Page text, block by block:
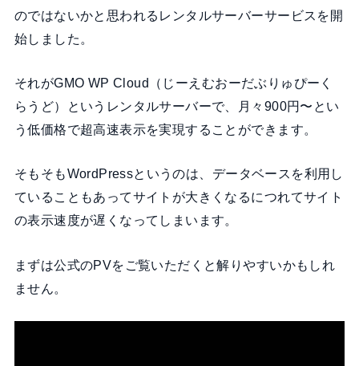
のではないかと思われるレンタルサーバーサービスを開
始しました。
それがGMO WP Cloud（じーえむおーだぶりゅぴーく
らうど）というレンタルサーバーで、月々900円〜とい
う低価格で超高速表示を実現することができます。
そもそもWordPressというのは、データベースを利用し
ていることもあってサイトが大きくなるにつれてサイト
の表示速度が遅くなってしまいます。
まずは公式のPVをご覧いただくと解りやすいかもしれ
ません。